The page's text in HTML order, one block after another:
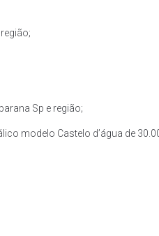
Sp e região;
modelo Castelo d’água de